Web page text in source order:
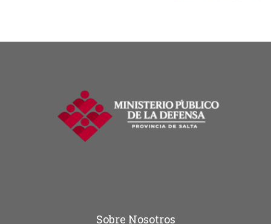
Sobre Nosotros